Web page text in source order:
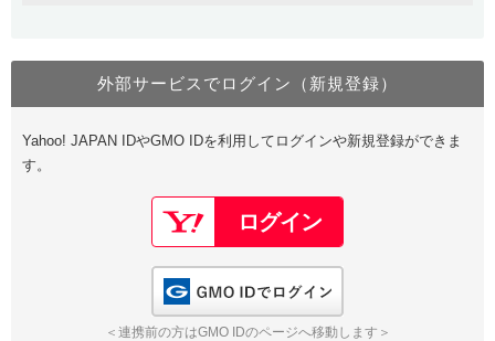
Value Domain Oneにログイン
Google
GMO ID Amazon
※AmazonはValue Domain Oneのログイン画面へ遷移します
Value Domain Oneアカウント作成
以下でも登録可能
Google Yahoo!
GMO ID
外部サービスでログイン（新規登録）
Yahoo! JAPAN IDやGMO IDを利用してログインや新規登録ができま
す。
＜連携前の方はGMO IDのページへ移動します＞